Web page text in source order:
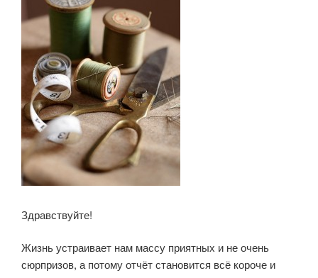
Здравствуйте!
Жизнь устраивает нам массу приятных и не очень
сюрпризов, а потому отчёт становится всё короче и